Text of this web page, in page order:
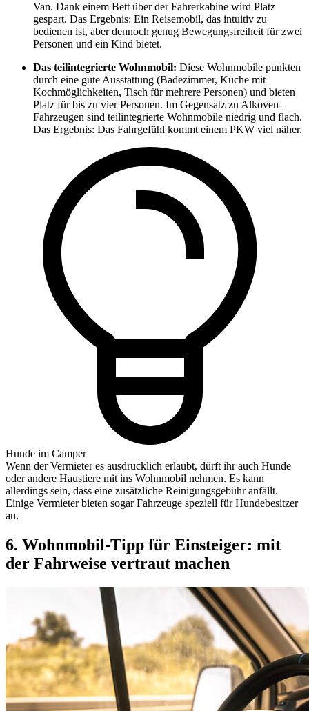
Van. Dank einem Bett über der Fahrerkabine wird Platz
gespart. Das Ergebnis: Ein Reisemobil, das intuitiv zu
bedienen ist, aber dennoch genug Bewegungsfreiheit für zwei
Personen und ein Kind bietet.
Das teilintegrierte Wohnmobil: Diese Wohnmobile punkten
durch eine gute Ausstattung (Badezimmer, Küche mit
Kochmöglichkeiten, Tisch für mehrere Personen) und bieten
Platz für bis zu vier Personen. Im Gegensatz zu Alkoven-
Fahrzeugen sind teilintegrierte Wohnmobile niedrig und flach.
Das Ergebnis: Das Fahrgefühl kommt einem PKW viel näher.
Hunde im Camper
Wenn der Vermieter es ausdrücklich erlaubt, dürft ihr auch Hunde
oder andere Haustiere mit ins Wohnmobil nehmen. Es kann
allerdings sein, dass eine zusätzliche Reinigungsgebühr anfällt.
Einige Vermieter bieten sogar Fahrzeuge speziell für Hundebesitzer
an.
6. Wohnmobil-Tipp für Einsteiger: mit
der Fahrweise vertraut machen